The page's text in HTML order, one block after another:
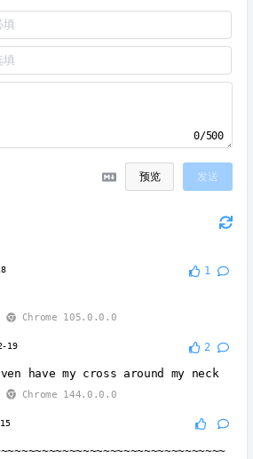
0/500
预览 发送
1
Chrome 105.0.0.0
19 2
have my cross around my neck
Chrome 144.0.0.0